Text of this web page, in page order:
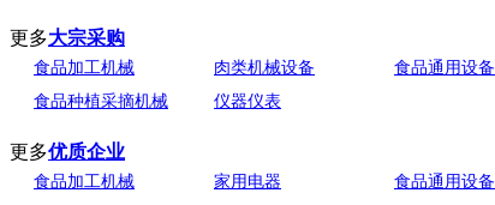
更多大宗采购
食品加工机械 肉类机械设备 食品通用设备
食品种植采摘机械
仪器仪表
更多优质企业
食品加工机械 家用电器 食品通用设备